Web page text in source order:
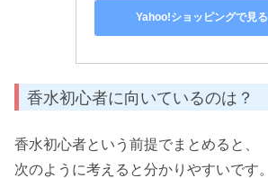
Yahoo!ショッピングで見る
香水初心者に向いているのは？
香水初心者という前提でまとめると、
次のように考えると分かりやすいです。